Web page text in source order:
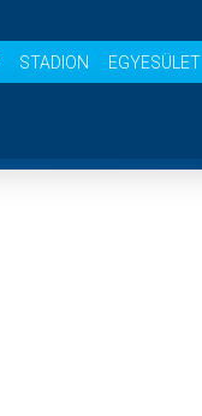
STADION EGYESÜLET